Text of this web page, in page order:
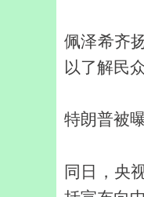
佩泽希齐
以了解民
特朗普被
同日，央